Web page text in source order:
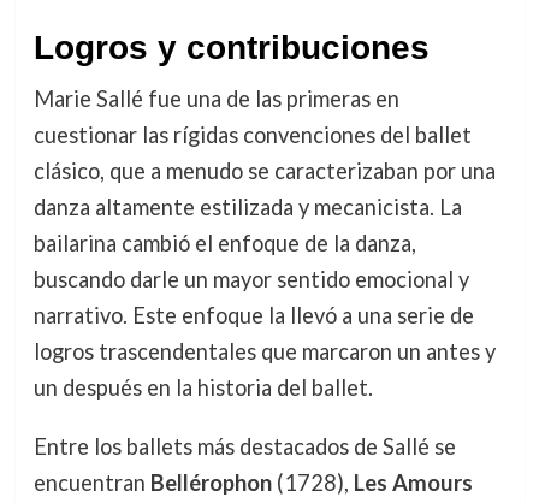
Logros y contribuciones
Marie Sallé fue una de las primeras en
cuestionar las rígidas convenciones del ballet
clásico, que a menudo se caracterizaban por una
danza altamente estilizada y mecanicista. La
bailarina cambió el enfoque de la danza,
buscando darle un mayor sentido emocional y
narrativo. Este enfoque la llevó a una serie de
logros trascendentales que marcaron un antes y
un después en la historia del ballet.
Entre los ballets más destacados de Sallé se
encuentran Bellérophon(1728), Les Amours